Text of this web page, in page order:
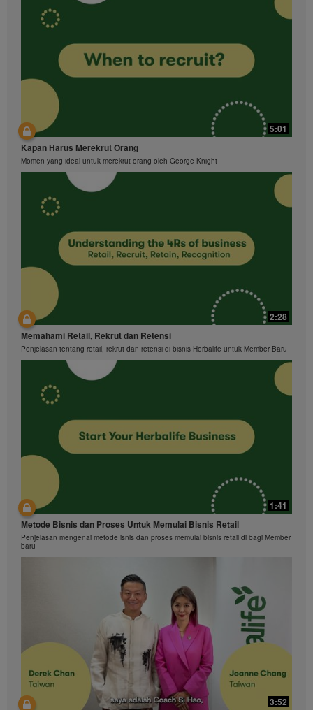
5:01
Kapan Harus Merekrut Orang
Momen yang ideal untuk merekrut orang oleh George Knight
2:28
Memahami Retail, Rekrut dan Retensi
Penjelasan tentang retail, rekrut dan retensi di bisnis Herbalife untuk Member Baru
1:41
Metode Bisnis dan Proses Untuk Memulai Bisnis Retail
Penjelasan mengenai metode isnis dan proses memulai bisnis retail di bagi Member
baru
3:52